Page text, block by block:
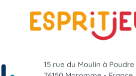
15 rue du Moulin à Poudre